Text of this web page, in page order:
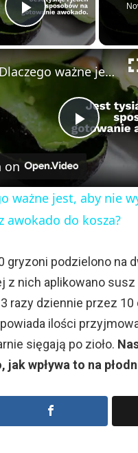
Play Video
P
l
a
y
V
i
e
Dlaczego ważne jest, aby nie wyrzucać już skórek z awokado do kosza?
on
ważne jest, aby nie
awokado do kosza?
gryzoni podzielono na
z nich aplikowano
razy dziennie przez
ilości
sięgają po zioło.
jak wpływa to na